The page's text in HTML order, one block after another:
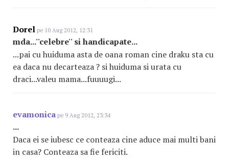
Dorel pe 10 Aug 2012, 12:31
mda...''celebre'' si handicapate...
...pai cu huiduma asta de oana roman cine draku sta cu
ea daca nu decarteaza ? si huiduma si urata cu
draci...valeu mama...fuuuugi...
evamonica pe 9 Aug 2012, 23:34
...
Daca ei se iubesc ce conteaza cine aduce mai multi bani
in casa? Conteaza sa fie fericiti.